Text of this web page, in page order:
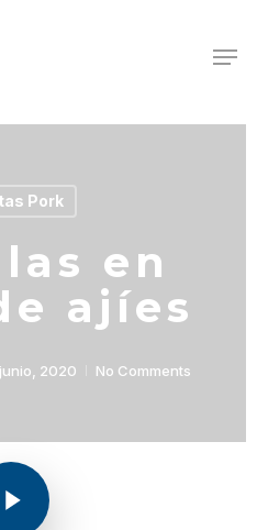
Pork
en
ajíes
2020 No Comments